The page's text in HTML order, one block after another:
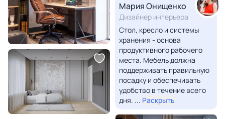
Мария Онищенко
Дизайнер интерьера
Стол, кресло и системы
хранения - основа
продуктивного рабочего
места. Мебель должна
поддерживать правильную
посадку и обеспечивать
удобство в течение всего
дня. ... Раскрыть